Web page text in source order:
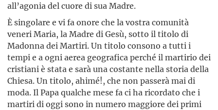
all’agonia del cuore di sua Madre.
È singolare e vi fa onore che la vostra comunità
veneri Maria, la Madre di Gesù, sotto il titolo di
Madonna dei Martiri. Un titolo consono a tutti i
tempi e a ogni aerea geografica perché il martirio dei
cristiani è stata e sarà una costante nella storia della
Chiesa. Un titolo, ahimé!, che non passerà mai di
moda. Il Papa qualche mese fa ci ha ricordato che i
martiri di oggi sono in numero maggiore dei primi